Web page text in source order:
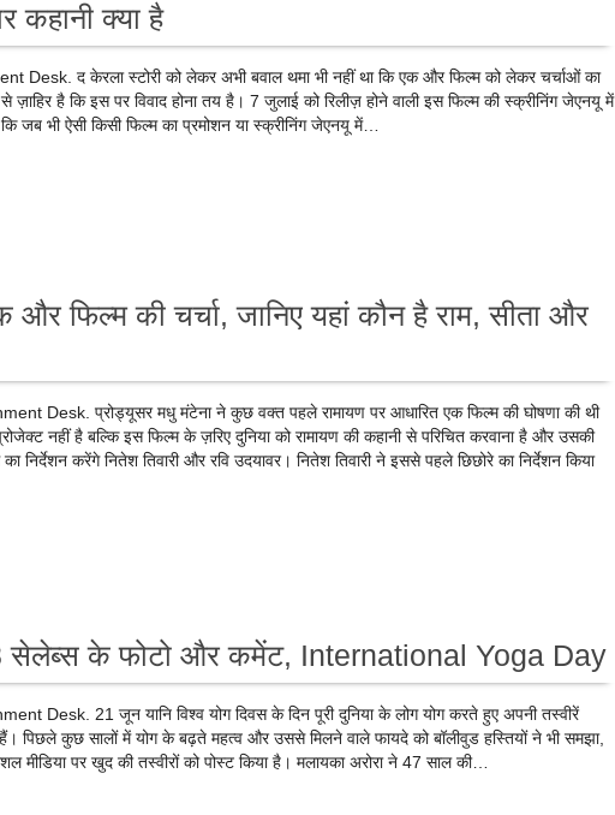
कहानी क्या है
Desk. द केरला स्टोरी को लेकर अभी बवाल थमा भी नहीं था कि एक और फिल्म को लेकर चर्चाओं का
ज़ाहिर है कि इस पर विवाद होना तय है। 7 जुलाई को रिलीज़ होने वाली इस फिल्म की स्क्रीनिंग जेएनयू में
जब भी ऐसी किसी फिल्म का प्रमोशन या स्क्रीनिंग जेएनयू में…
फिल्म की चर्चा, जानिए यहां कौन है राम, सीता और
Desk. प्रोड्यूसर मधु मंटेना ने कुछ वक्त पहले रामायण पर आधारित एक फिल्म की घोषणा की थी
नहीं है बल्कि इस फिल्म के ज़रिए दुनिया को रामायण की कहानी से परिचित करवाना है और उसकी
निर्देशन करेंगे नितेश तिवारी और रवि उदयावर। नितेश तिवारी ने इससे पहले छिछोरे का निर्देशन किया
सेलेब्स के फोटो और कमेंट, International Yoga Day
Desk. 21 जून यानि विश्व योग दिवस के दिन पूरी दुनिया के लोग योग करते हुए अपनी तस्वीरें
पिछले कुछ सालों में योग के बढ़ते महत्व और उससे मिलने वाले फायदे को बॉलीवुड हस्तियों ने भी समझा,
मीडिया पर खुद की तस्वीरों को पोस्ट किया है। मलायका अरोरा ने 47 साल की…